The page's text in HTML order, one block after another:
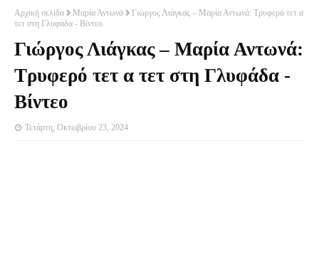
Αρχική σελίδα Μαρία Αντωνά
Γιώργος Λιάγκας – Μαρία Αντωνά: Τρυφερό τετ α
τετ στη Γλυφάδα - Βίντεο
Γιώργος Λιάγκας – Μαρία Αντωνά:
Τρυφερό τετ α τετ στη Γλυφάδα -
Βίντεο
Τετάρτη, Οκτωβρίου 23, 2024